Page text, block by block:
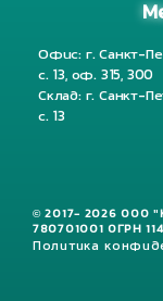
Офис: г. Санкт-
с. 13, оф. 315, 300
Склад: г. Санкт-
с. 13
© 2017- 2026 ООО
780701001 ОГРН
Политика